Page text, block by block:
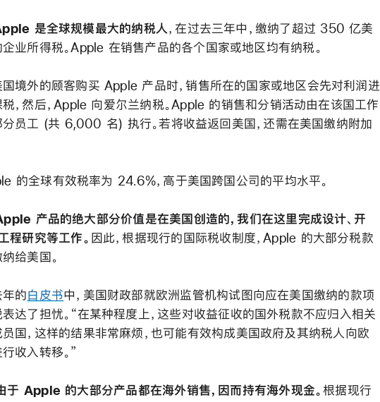
是全球规模最大的纳税人，在过去三年中，缴纳了超过 350 亿美
企业所得税。Apple 在销售产品的各个国家或地区均有纳税。
国境外的顾客购买 Apple 产品时，销售所在的国家或地区会先对利润进
，然后，Apple 向爱尔兰纳税。Apple 的销售和分销活动由在该国工作
分员工 (共 6,000 名) 执行。若将收益返回美国，还需在美国缴纳附加
的全球有效税率为 24.6%，高于美国跨国公司的平均水平。
产品的绝大部分价值是在美国创造的，我们在这里完成设计、开
程研究等工作。 因此，根据现行的国际税收制度，Apple 的大部分税款
给美国。
的白皮书中，美国财政部就欧洲监管机构试图向应在美国缴纳的款项
达了担忧。“在某种程度上，这些对收益征收的国外税款不应归入相关
员国，这样的结果非常麻烦，也可能有效构成美国政府及其纳税人向欧
收入转移。”
于 Apple 的大部分产品都在海外销售，因而持有海外现金。根据现行